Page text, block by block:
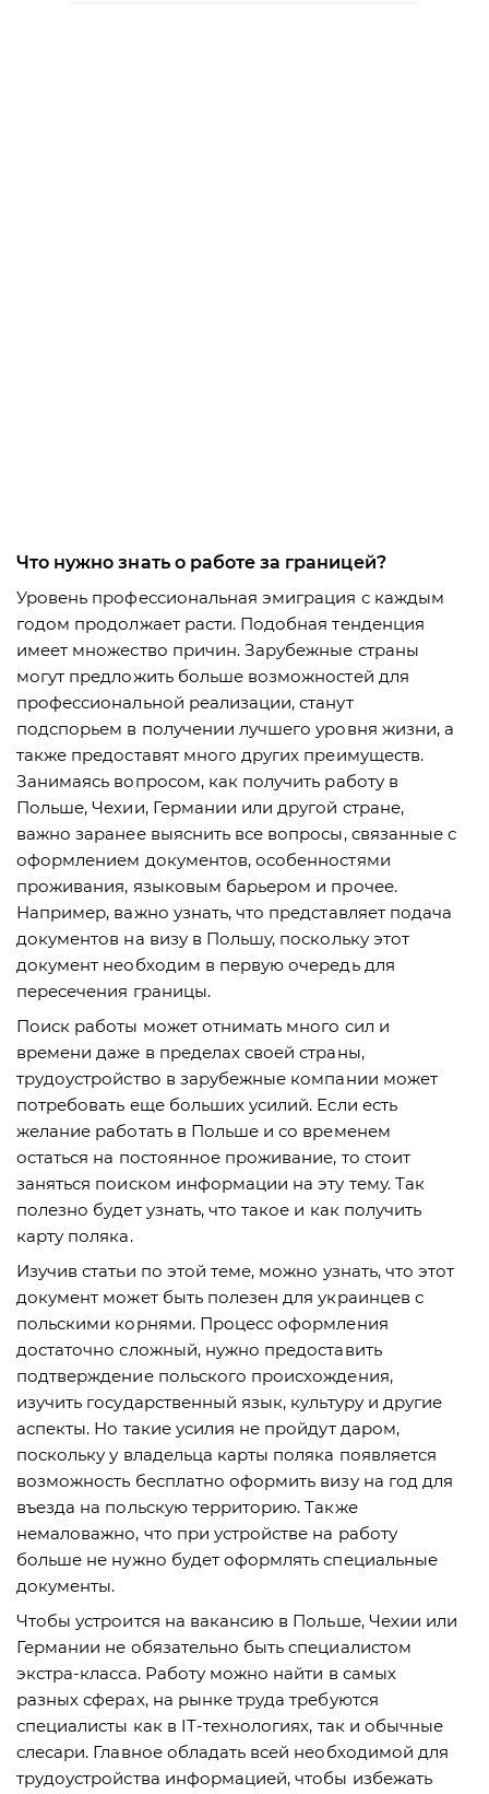
Что нужно знать о работе за границей?
Уровень профессиональная эмиграция с каждым
годом продолжает расти. Подобная тенденция
имеет множество причин. Зарубежные страны
могут предложить больше возможностей для
профессиональной реализации, станут
подспорьем в получении лучшего уровня жизни, а
также предоставят много других преимуществ.
Занимаясь вопросом, как получить работу в
Польше, Чехии, Германии или другой стране,
важно заранее выяснить все вопросы, связанные с
оформлением документов, особенностями
проживания, языковым барьером и прочее.
Например, важно узнать, что представляет подача
документов на визу в Польшу, поскольку этот
документ необходим в первую очередь для
пересечения границы.
Поиск работы может отнимать много сил и
времени даже в пределах своей страны,
трудоустройство в зарубежные компании может
потребовать еще больших усилий. Если есть
желание работать в Польше и со временем
остаться на постоянное проживание, то стоит
заняться поиском информации на эту тему. Так
полезно будет узнать, что такое и как получить
карту поляка.
Изучив статьи по этой теме, можно узнать, что этот
документ может быть полезен для украинцев с
польскими корнями. Процесс оформления
достаточно сложный, нужно предоставить
подтверждение польского происхождения,
изучить государственный язык, культуру и другие
аспекты. Но такие усилия не пройдут даром,
поскольку у владельца карты поляка появляется
возможность бесплатно оформить визу на год для
въезда на польскую территорию. Также
немаловажно, что при устройстве на работу
больше не нужно будет оформлять специальные
документы.
Чтобы устроится на вакансию в Польше, Чехии или
Германии не обязательно быть специалистом
экстра-класса. Работу можно найти в самых
разных сферах, на рынке труда требуются
специалисты как в IT-технологиях, так и обычные
слесари. Главное обладать всей необходимой для
трудоустройства информацией, чтобы избежать